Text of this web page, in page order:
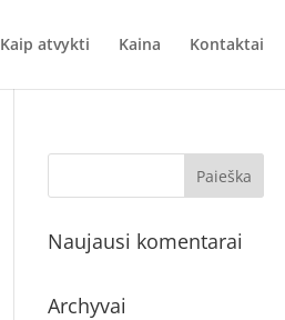
Kaip atvykti Kaina Kontaktai
Naujausi komentarai
Archyvai